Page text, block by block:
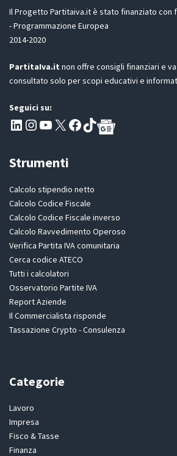
o
n
D
P
R
*
Il Progetto Partitaiva.it è stato finanziato con
- Programmazione Europea
2014-2020
PartitaIva.it non offre consigli finanziari e
consultato solo per scopi educativi e
Seguici su:
Pagina LinkedIn PartitaIva
Instagram
Canale YouTube Evoluzione - Partitaiva.it
X Segui PartitaIva su Facebook
TikTok
Strumenti
Calcolo stipendio netto
Calcolo Codice Fiscale
Calcolo Codice Fiscale inverso
Calcolo Ravvedimento Operoso
Verifica Partita IVA comunitaria
Cerca codice ATECO
Tutti i calcolatori
Osservatorio Partite IVA
Report Aziende
Il Commercialista risponde
Tassazione Crypto - Consulenza
Categorie
Lavoro
Impresa
Fisco & Tasse
Finanza